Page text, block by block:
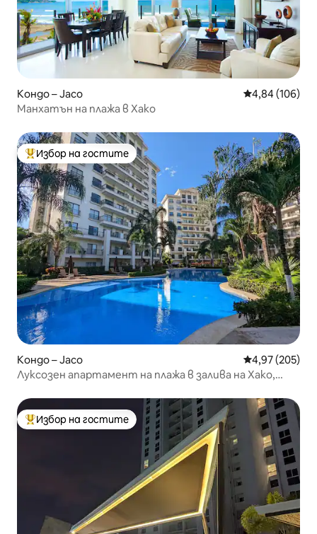
Кондо – Jaco Средна
4,84 (106)
Манхатън на плажа в Хако
Най-популярен избор на гостите
Избор на гостите
Кондо – Jaco Средна
4,97 (205)
Луксозен апартамент на плажа в залива на Хако,
Най-популярен избор на гостите
Избор на гостите